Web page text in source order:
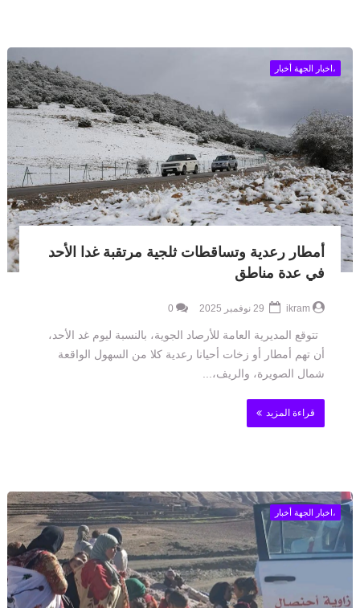
،اخبار الجهة أخبار
أمطار رعدية وتساقطات ثلجية مرتقبة غدا الأحد
في عدة مناطق
ikram
0
تتوقع المديرية العامة للأرصاد الجوية، بالنسبة ليوم غد الأحد،
أن تهم أمطار أو زخات أحيانا رعدية كلا من السهول الواقعة
شمال الصويرة، والريف،...
قراءة المزيد
،اخبار الجهة أخبار